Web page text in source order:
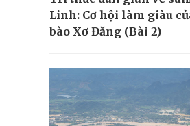
Linh: Cơ hội làm giàu
bào Xơ Đăng (Bài 2)